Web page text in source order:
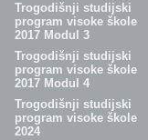
Trogodišnji studijski
program visoke škole
2017 Modul 3
Trogodišnji studijski
program visoke škole
2017 Modul 4
Trogodišnji studijski
program visoke škole
2024